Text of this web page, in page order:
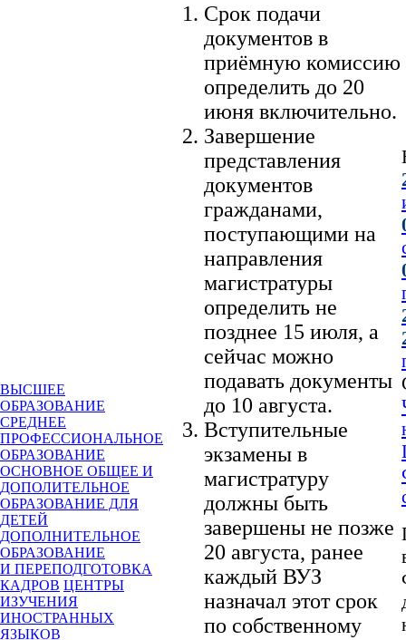
ВЫСШЕЕ
ОБРАЗОВАНИЕ
СРЕДНЕЕ
ПРОФЕССИОНАЛЬНОЕ
ОБРАЗОВАНИЕ
ОСНОВНОЕ ОБЩЕЕ И
ДОПОЛИТЕЛЬНОЕ
ОБРАЗОВАНИЕ ДЛЯ
ДЕТЕЙ
ДОПОЛНИТЕЛЬНОЕ
ОБРАЗОВАНИЕ
И ПЕРЕПОДГОТОВКА
КАДРОВ ЦЕНТРЫ
ИЗУЧЕНИЯ
ИНОСТРАННЫХ
ЯЗЫКОВ
Срок подачи
документов в
приёмную комиссию
определить до 20
июня включительно.
Завершение
представления
документов
гражданами,
поступающими на
направления
магистратуры
определить не
позднее 15 июля, а
сейчас можно
подавать документы
до 10 августа.
Вступительные
экзамены в
магистратуру
должны быть
завершены не позже
20 августа, ранее
каждый ВУЗ
назначал этот срок
по собственному